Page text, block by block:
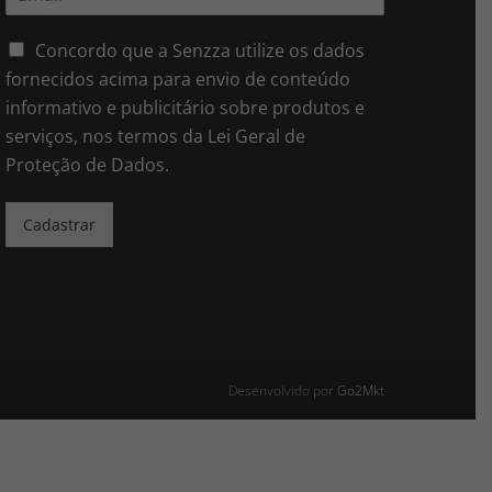
* m
i
l
*
Concordo que a Senzza utilize os dados
fornecidos acima para envio de conteúdo
informativo e publicitário sobre produtos e
serviços, nos termos da Lei Geral de
Proteção de Dados.
Cadastrar
Desenvolvido por Go2Mkt